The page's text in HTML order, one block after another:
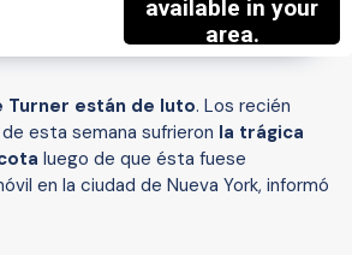
Turner están de luto. Los recién
esta semana sufrieron la trágica
luego de que ésta fuese
en la ciudad de Nueva York, informó